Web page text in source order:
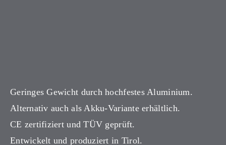
Geringes Gewicht durch hochfestes Aluminium.
Alternativ auch als Akku-Variante erhältlich.
CE zertifiziert und TÜV geprüft.
Entwickelt und produziert in Tirol.